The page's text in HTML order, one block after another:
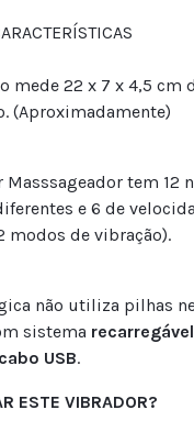
mede 22 x 7 x 4,5 cm
(Aproximadamente)
Masssageador tem 12
e 6 de
modos de vibração).
não utiliza pilhas
sistema
USB.
ESTE VIBRADOR?